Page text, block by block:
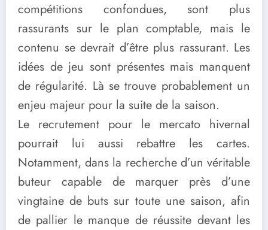
compétitions confondues, sont plus
rassurants sur le plan comptable, mais le
contenu se devrait d’être plus rassurant. Les
idées de jeu sont présentes mais manquent
de régularité. Là se trouve probablement un
enjeu majeur pour la suite de la saison.
Le recrutement pour le mercato hivernal
pourrait lui aussi rebattre les cartes.
Notamment, dans la recherche d’un véritable
buteur capable de marquer près d’une
vingtaine de buts sur toute une saison, afin
de pallier le manque de réussite devant les